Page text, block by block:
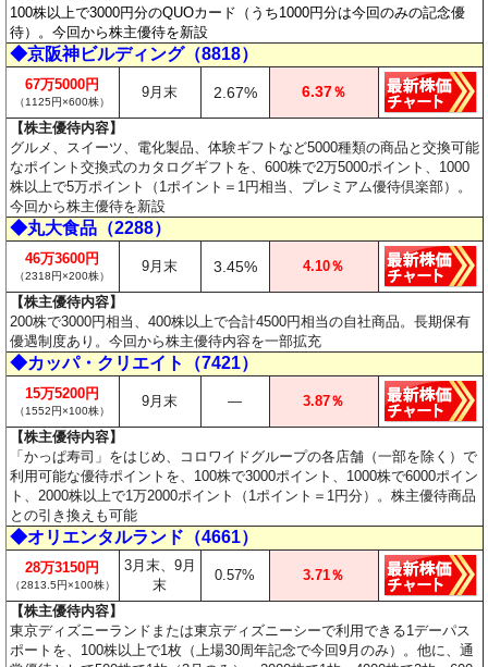
100株以上で3000円分のQUOカード（うち1000円分は今回のみの記念優
待）。今回から株主優待を新設
◆京阪神ビルディング（8818）
67万5000円
（1125円×600株）
9月末 2.67% 6.37％
【株主優待内容】
グルメ、スイーツ、電化製品、体験ギフトなど5000種類の商品と交換可能
なポイント交換式のカタログギフトを、600株で2万5000ポイント、1000
株以上で5万ポイント（1ポイント＝1円相当、プレミアム優待倶楽部）。
今回から株主優待を新設
◆丸大食品（2288）
46万3600円
（2318円×200株）
9月末 3.45% 4.10％
【株主優待内容】
200株で3000円相当、400株以上で合計4500円相当の自社商品。長期保有
優遇制度あり。今回から株主優待内容を一部拡充
◆カッパ・クリエイト（7421）
15万5200円
（1552円×100株）
9月末 ― 3.87％
【株主優待内容】
「かっぱ寿司」をはじめ、コロワイドグループの各店舗（一部を除く）で
利用可能な優待ポイントを、100株で3000ポイント、1000株で6000ポイン
ト、2000株以上で1万2000ポイント（1ポイント＝1円分）。株主優待商品
との引き換えも可能
◆オリエンタルランド（4661）
28万3150円
（2813.5円×100株）
3月末、9月
末
0.57% 3.71％
【株主優待内容】
東京ディズニーランドまたは東京ディズニーシーで利用できる1デーパス
ポートを、100株以上で1枚（上場30周年記念で今回9月のみ）。他に、通